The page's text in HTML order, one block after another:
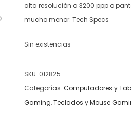
alta resolución a 3200 ppp o
mucho menor. Tech Specs
Sin existencias
SKU: 012825
Categorías: Computadores y
Gaming,Teclados y Mouse